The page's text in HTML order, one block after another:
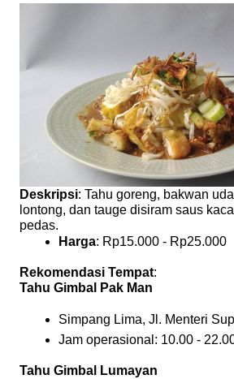
Deskripsi: Tahu goreng, bakwan
lontong, dan tauge disiram saus
pedas.
Harga: Rp15.000 - Rp25.000
Rekomendasi Tempat:
Tahu Gimbal Pak Man
Simpang Lima, Jl. Menteri
Jam operasional: 10.00 -
Tahu Gimbal Lumayan